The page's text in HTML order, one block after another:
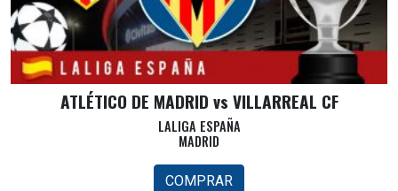
ATLÉTICO DE MADRID vs VILLARREAL CF
LALIGA ESPAÑA
MADRID
COMPRAR